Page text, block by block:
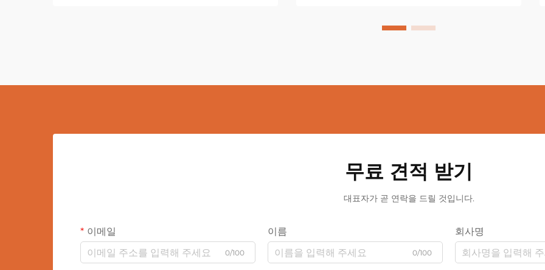
무료 견적 받기
대표자가 곧 연락을 드릴 것입니다.
이메일
0/100
이름
0/100
회사명